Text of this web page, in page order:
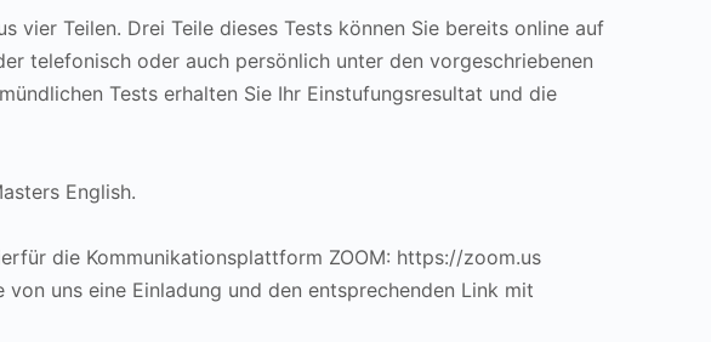
Teilen. Drei Teile dieses Tests können Sie bereits online auf
telefonisch oder auch persönlich unter den vorgeschriebenen
Tests erhalten Sie Ihr Einstufungsresultat und die
English.
die Kommunikationsplattform ZOOM: https://zoom.us
uns eine Einladung und den entsprechenden Link mit